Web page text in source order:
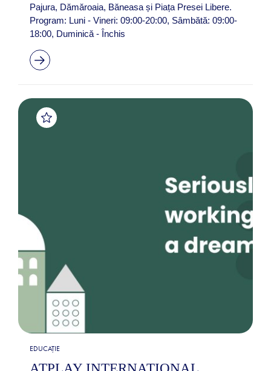
Pajura, Dămăroaia, Băneasa și Piața Presei Libere.
Program: Luni - Vineri: 09:00-20:00, Sâmbătă: 09:00-
18:00, Duminică - Închis
EDUCAȚIE